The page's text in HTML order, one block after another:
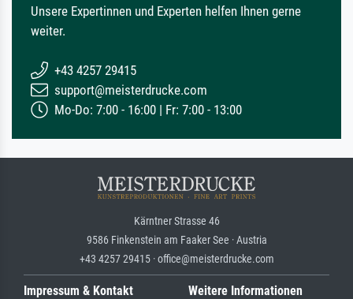
Unsere Expertinnen und Experten helfen Ihnen gerne
weiter.
+43 4257 29415
support@meisterdrucke.com
Mo-Do: 7:00 - 16:00 | Fr: 7:00 - 13:00
Kärntner Strasse 46
9586 Finkenstein am Faaker See · Austria
+43 4257 29415 · office@meisterdrucke.com
Impressum & Kontakt Weitere Informationen